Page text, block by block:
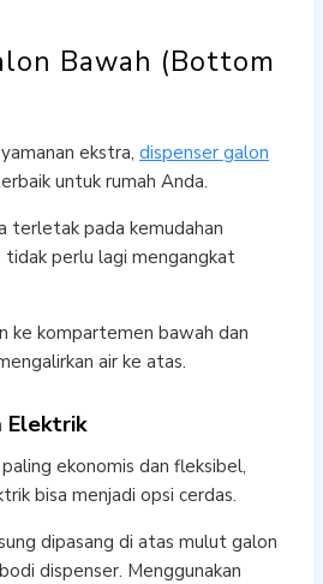
Bawah (Bottom
ekstra, dispenser galon
untuk rumah Anda.
terletak pada kemudahan
tidak perlu lagi mengangkat
ke kompartemen bawah dan
air ke atas.
Elektrik
ekonomis dan fleksibel,
bisa menjadi opsi cerdas.
dipasang di atas mulut galon
dispenser. Menggunakan